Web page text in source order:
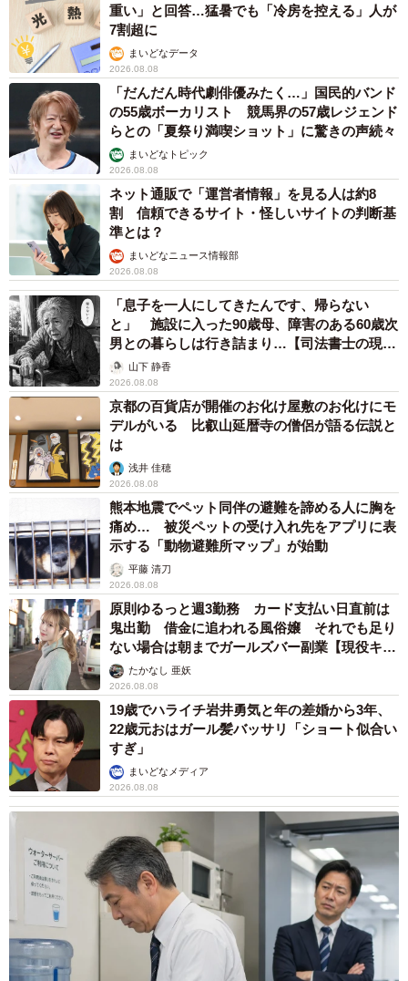
重い」と回答…猛暑でも「冷房を控える」人が
7割超に
まいどなデータ
2026.08.08
「だんだん時代劇俳優みたく…」国民的バンド
の55歳ボーカリスト 競馬界の57歳レジェンド
らとの「夏祭り満喫ショット」に驚きの声続々
まいどなトピック
2026.08.08
ネット通販で「運営者情報」を見る人は約8
割 信頼できるサイト・怪しいサイトの判断基
準とは？
まいどなニュース情報部
2026.08.08
「息子を一人にしてきたんです、帰らない
と」 施設に入った90歳母、障害のある60歳次
男との暮らしは行き詰まり…【司法書士の現場
から】山下 静香
2026.08.08
京都の百貨店が開催のお化け屋敷のお化けにモ
デルがいる 比叡山延暦寺の僧侶が語る伝説と
は
浅井 佳穂
2026.08.08
熊本地震でペット同伴の避難を諦める人に胸を
痛め… 被災ペットの受け入れ先をアプリに表
示する「動物避難所マップ」が始動
平藤 清刀
2026.08.08
原則ゆるっと週3勤務 カード支払い日直前は
鬼出勤 借金に追われる風俗嬢 それでも足り
ない場合は朝までガールズバー副業【現役キャ
ストに取材】
たかなし 亜妖
2026.08.08
19歳でハライチ岩井勇気と年の差婚から3年、
22歳元おはガール髪バッサリ「ショート似合い
すぎ」
まいどなメディア
2026.08.08